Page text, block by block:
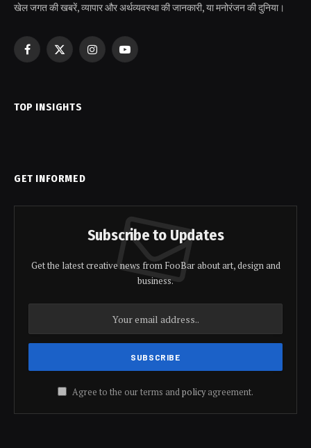
खेल जगत की खबरें, व्यापार और अर्थव्यवस्था की जानकारी, या मनोरंजन की दुनिया।
Facebook
X
InstagramYouTube
TOP INSIGHTS
GET INFORMED
Subscribe to Updates
Get the latest creative news from FooBar about art, design and
business.
Agree to the our terms andpolicyagreement.